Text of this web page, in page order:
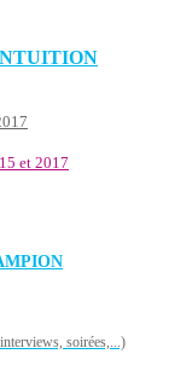
et 2017
soirées,...)